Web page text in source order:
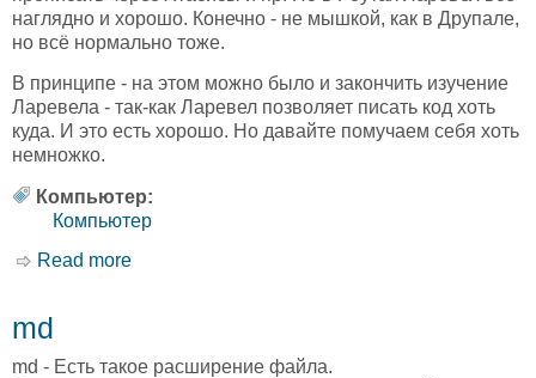
наглядно и хорошо. Конечно - не мышкой, как в Друпале,
но всё нормально тоже.
В принципе - на этом можно было и закончить изучение
Ларевела - так-как Ларевел позволяет писать код хоть
куда. И это есть хорошо. Но давайте помучаем себя хоть
немножко.
Компьютер:
Компьютер
Read more
md
md - Есть такое расширение файла.